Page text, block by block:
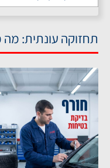
תחזוקה עונתית: מה